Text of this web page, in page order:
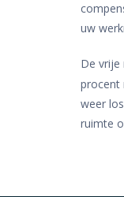
uw
De vrije
procent
weer
ruimte